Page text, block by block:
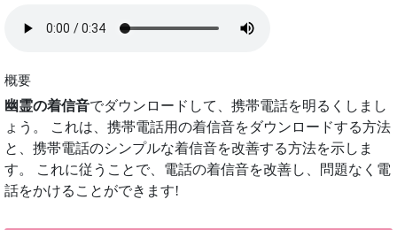
概要
幽霊の着信音でダウンロードして、携帯電話を明るくしまし
ょう。 これは、携帯電話用の着信音をダウンロードする方法
と、携帯電話のシンプルな着信音を改善する方法を示しま
す。 これに従うことで、電話の着信音を改善し、問題なく電
話をかけることができます!